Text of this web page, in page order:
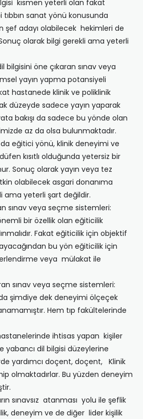
kısmen yeterli olan fakat
sanat yönü konusunda
şef adayı olabilecek hekimleri de
olarak bilgi gerekli ama yeterli
bilgisini öne çıkaran sınav veya
yayın yapma potansiyeli
hastanede klinik ve poliklinik
düzeyde sadece yayın yaparak
bakışı da sadece bu yönde olan
az da olsa bulunmaktadır.
da eğitici yönü, klinik deneyimi ve
kısıtlı olduğunda yetersiz bir
Sonuç olarak yayın veya tez
olabilecek asgari donanıma
ama yeterli şart değildir.
sınav veya seçme sistemleri:
bir özellik olan eğiticilik
Fakat eğiticilik için objektif
bu yön eğiticilik için
veya mülakat ile
sınav veya seçme sistemleri:
şimdiye dek deneyimi ölçeçek
Hem tıp fakültelerinde
ihtisas yapan kişiler
yabancı dil bilgisi düzeylerine
yardımcı doçent, doçent, Klinik
olmaktadırlar. Bu yüzden deneyim
sınavsız atanması yolu ile şeflik
deneyim ve de diğer lider kişilik